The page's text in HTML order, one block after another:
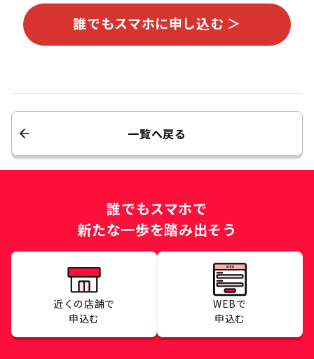
誰でもスマホに申し込む ＞
一覧へ戻る
誰でもスマホで
新たな一歩を踏み出そう
近くの店舗で
申込む
WEBで
申込む